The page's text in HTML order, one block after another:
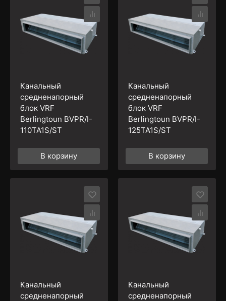
Канальный
средненапорный
блок VRF
Berlingtoun BVPR/I-
110TA1S/ST
В корзину
Канальный
средненапорный
блок VRF
Berlingtoun BVPR/I-
125TA1S/ST
В корзину
Канальный
средненапорный
Канальный
средненапорный